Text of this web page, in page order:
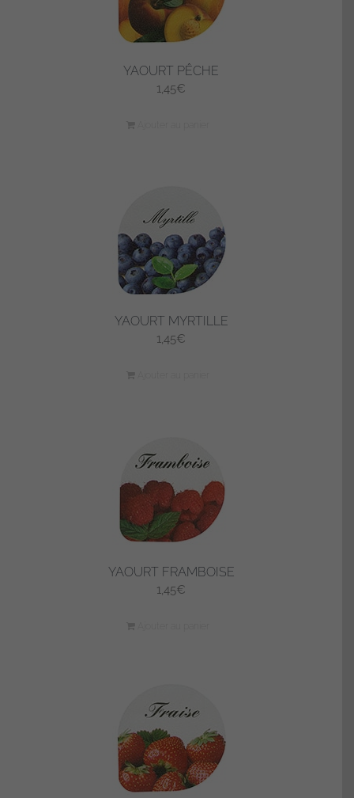
YAOURT PÊCHE
1,45€
YAOURT MYRTILLE
1,45€
YAOURT FRAMBOISE
1,45€